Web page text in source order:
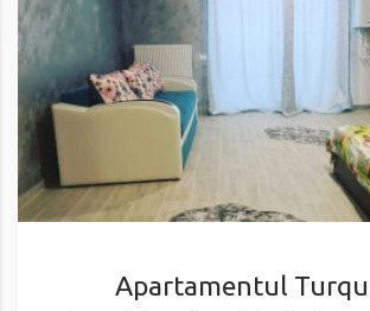
Apartamentul